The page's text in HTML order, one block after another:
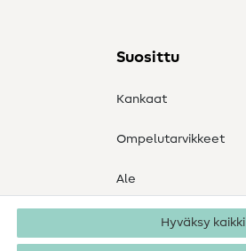
Suosittu
Kankaat
Ompelutarvikkeet
Ale
Hyväksy kaikki